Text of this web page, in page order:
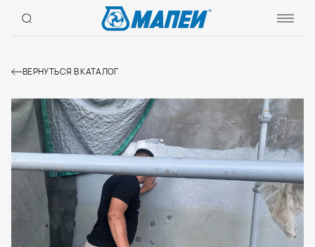
ВЕРНУТЬСЯ В КАТАЛОГ